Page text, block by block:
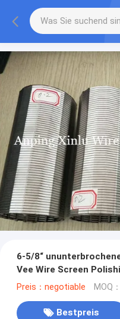
6-5/8“
Vee Wire Screen
Preis：negotiable MOQ
Bestpreis